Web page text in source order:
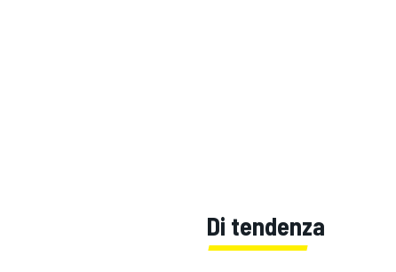
Di tendenza